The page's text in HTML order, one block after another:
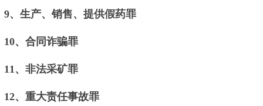
9、生产、销售、提供假药罪
10、合同诈骗罪
11、非法采矿罪
12、重大责任事故罪